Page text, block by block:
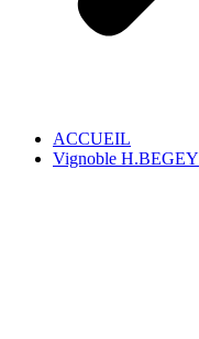
ACCUEIL
Vignoble H.BEGEY